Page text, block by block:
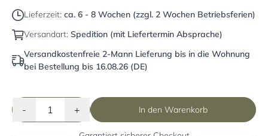
Lieferzeit: ca. 6 - 8 Wochen (zzgl. 2 Wochen Betriebsferien)
Versandart: Spedition (mit Liefertermin Absprache)
Versandkostenfreie 2-Mann Lieferung bis in die Wohnung
bei Bestellung bis 16.08.26 (DE)
- + In den Warenkorb